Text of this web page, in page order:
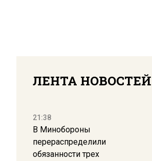
ЛЕНТА НОВОСТЕЙ
21:38
В Минобороны
перераспределили
обязанности трех